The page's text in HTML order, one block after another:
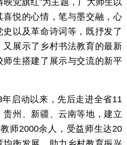
悦的心情，笔与墨交融，心
以及革命诗词等，既抒发了
又展示了乡村书法教育的最新
师生搭建了展示与交流的新平
启动以来，先后走进全省11
州、新疆、云南等地，建立
师2000余人，受益师生达20